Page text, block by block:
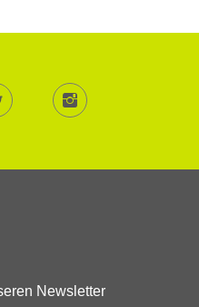
Newsletter